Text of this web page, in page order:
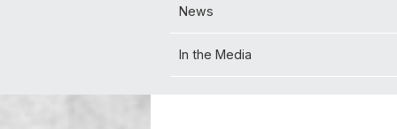
In the Media
Student Advisory Service
Scientific Advisory Board
News
In the Media